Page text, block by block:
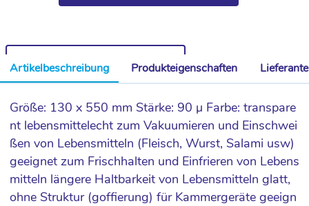
Artikelbeschreibung Produkteigenschaften
Größe: 130 x 550 mm Stärke: 90 µ Farbe: transpare
nt lebensmittelecht zum Vakuumieren und Einschwei
ßen von Lebensmitteln (Fleisch, Wurst, Salami usw)
geeignet zum Frischhalten und Einfrieren von Lebens
mitteln längere Haltbarkeit von Lebensmitteln glatt,
ohne Struktur (goffierung) für Kammergeräte geeign